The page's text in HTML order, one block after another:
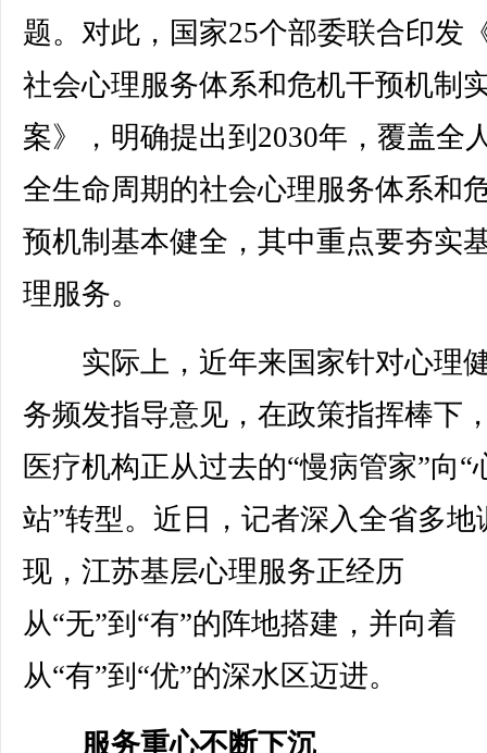
题。对此，国家25个部委联合印发
社会心理服务体系和危机干预机制
案》，明确提出到2030年，覆盖全
全生命周期的社会心理服务体系和
预机制基本健全，其中重点要夯实
理服务。
实际上，近年来国家针对心理
务频发指导意见，在政策指挥棒下
医疗机构正从过去的“慢病管家”向“
站”转型。近日，记者深入全省多地
现，江苏基层心理服务正经历
从“无”到“有”的阵地搭建，并向着
从“有”到“优”的深水区迈进。
服务重心不断下沉